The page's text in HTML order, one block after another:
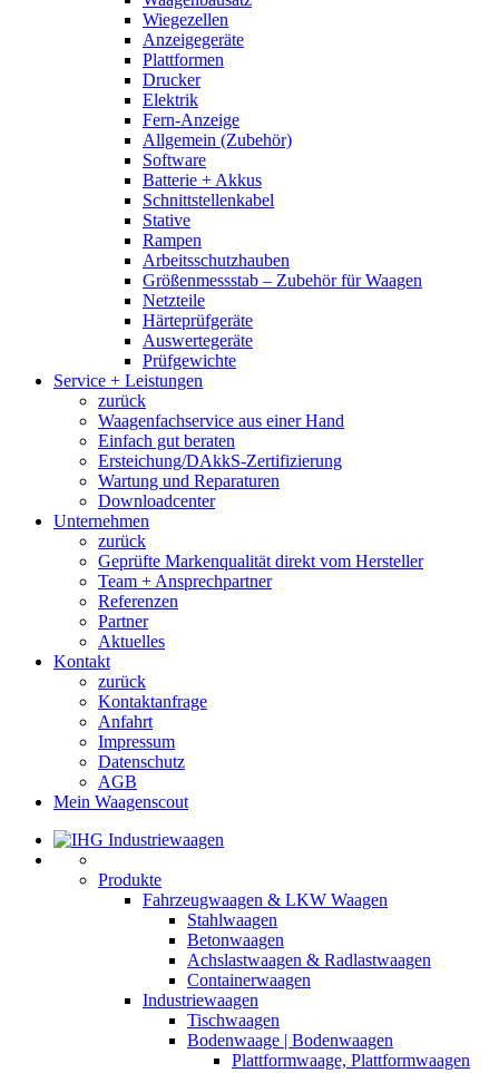
Wiegezellen
Anzeigegeräte
Plattformen
Drucker
Elektrik
Fern-Anzeige
Allgemein (Zubehör)
Software
Batterie + Akkus
Schnittstellenkabel
Stative
Rampen
Arbeitsschutzhauben
Größenmessstab – Zubehör für Waagen
Netzteile
Härteprüfgeräte
Auswertegeräte
Prüfgewichte
Service + Leistungen
zurück
Waagenfachservice aus einer Hand
Einfach gut beraten
Ersteichung/DAkkS-Zertifizierung
Wartung und Reparaturen
Downloadcenter
Unternehmen
zurück
Geprüfte Markenqualität direkt vom Hersteller
Team + Ansprechpartner
Referenzen
Partner
Aktuelles
Kontakt
zurück
Kontaktanfrage
Anfahrt
Impressum
Datenschutz
AGB
Mein Waagenscout
Produkte
Fahrzeugwaagen & LKW Waagen
Stahlwaagen
Betonwaagen
Achslastwaagen & Radlastwaagen
Containerwaagen
Industriewaagen
Tischwaagen
Bodenwaage | Bodenwaagen
Plattformwaage, Plattformwaagen